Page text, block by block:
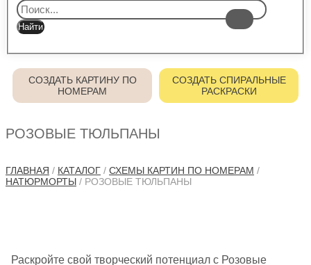
СОЗДАТЬ КАРТИНУ ПО
НОМЕРАМ
СОЗДАТЬ СПИРАЛЬНЫЕ
РАСКРАСКИ
РОЗОВЫЕ ТЮЛЬПАНЫ
ГЛАВНАЯ / КАТАЛОГ / СХЕМЫ КАРТИН ПО НОМЕРАМ /
НАТЮРМОРТЫ / РОЗОВЫЕ ТЮЛЬПАНЫ
Раскройте свой творческий потенциал с Розовые